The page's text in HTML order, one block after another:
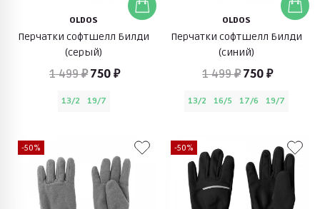
OLDOS
Перчатки софтшелл Билди
(серый)
1 499 ₽ 750 ₽
13/2 19/7
OLDOS
Перчатки софтшелл Билди
(синий)
1 499 ₽ 750 ₽
13/2 16/5 17/6 19/7
-50% -50%